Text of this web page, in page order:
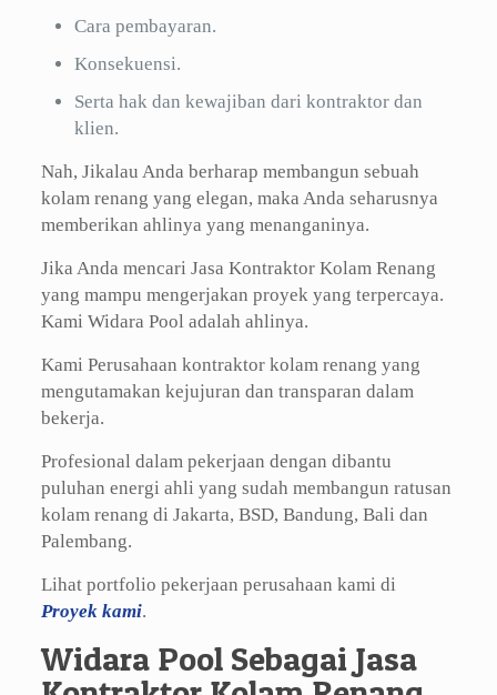
Cara pembayaran.
Konsekuensi.
Serta hak dan kewajiban dari kontraktor dan
klien.
Nah, Jikalau Anda berharap membangun sebuah
kolam renang yang elegan, maka Anda seharusnya
memberikan ahlinya yang menanganinya.
Jika Anda mencari Jasa Kontraktor Kolam Renang
yang mampu mengerjakan proyek yang terpercaya.
Kami Widara Pool adalah ahlinya.
Kami Perusahaan kontraktor kolam renang yang
mengutamakan kejujuran dan transparan dalam
bekerja.
Profesional dalam pekerjaan dengan dibantu
puluhan energi ahli yang sudah membangun ratusan
kolam renang di Jakarta, BSD, Bandung, Bali dan
Palembang.
Lihat portfolio pekerjaan perusahaan kami di
Proyek kami.
Widara Pool Sebagai Jasa